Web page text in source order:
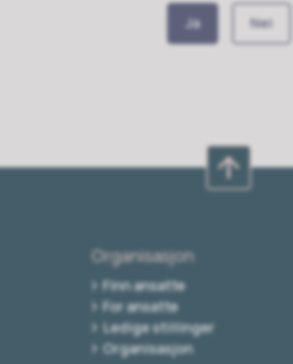
Ja Nei
Organisasjon
Finn ansatte
For ansatte
Ledige stillinger
Organisasjon